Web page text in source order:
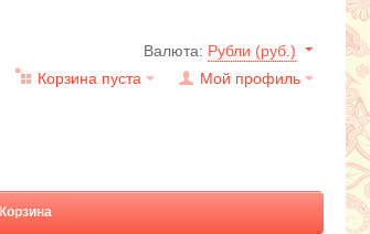
Валюта: Рубли (руб.)
Мой профиль
Корзина пуста
Корзина